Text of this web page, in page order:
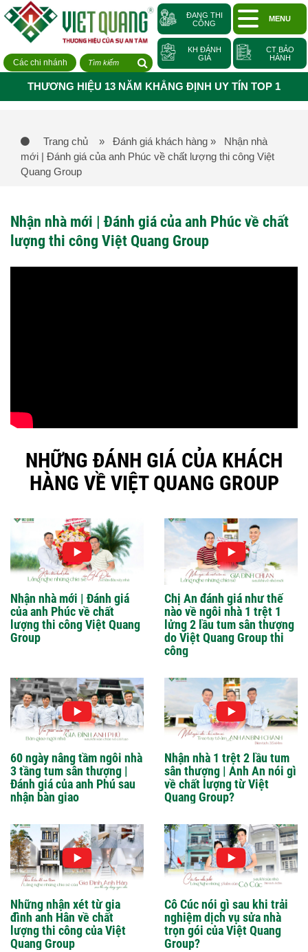
Các chi nhánh
ĐANG THI
CÔNG
MENU
KH ĐÁNH
GIÁ
CT BẢO
HÀNH
THƯƠNG HIỆU 13 NĂM KHẲNG ĐỊNH UY TÍN TOP 1
Trang chủ » Đánh giá khách hàng » Nhận nhà
mới | Đánh giá của anh Phúc về chất lượng thi công Việt
Quang Group
Nhận nhà mới | Đánh giá của anh Phúc về chất
lượng thi công Việt Quang Group
NHỮNG ĐÁNH GIÁ CỦA KHÁCH
HÀNG VỀ VIỆT QUANG GROUP
Nhận nhà mới | Đánh giá
của anh Phúc về chất
lượng thi công Việt Quang
Group
Chị An đánh giá như thế
nào về ngôi nhà 1 trệt 1
lửng 2 lầu tum sân thượng
do Việt Quang Group thi
công
60 ngày nâng tầm ngôi nhà
3 tầng tum sân thượng |
Đánh giá của anh Phú sau
nhận bàn giao
Nhận nhà 1 trệt 2 lầu tum
sân thượng | Anh An nói gì
về chất lượng từ Việt
Quang Group?
Những nhận xét từ gia
đình anh Hân về chất
lượng thi công của Việt
Quang Group
Cô Cúc nói gì sau khi trải
nghiệm dịch vụ sửa nhà
trọn gói của Việt Quang
Group?